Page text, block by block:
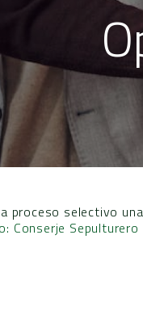
proceso selectivo
Conserje Sepulturero